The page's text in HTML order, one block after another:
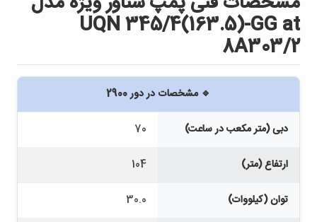
UQN 345/4(163.5)-GG at
8A303/2
🔹 مشخصات در دور 2900
دبی (متر مکعب در ساعت) 70
ارتفاع (متر) 104
توان (کیلووات) 30.0